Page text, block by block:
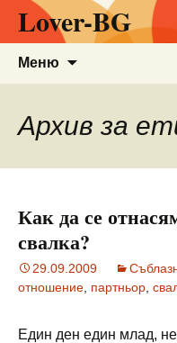
Lover-BG
Меню
Архив за
Как да се
свалка?
29.09.2009
отношение партньор
Един ден един млад,